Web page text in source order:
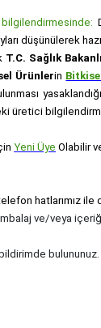
düşünülerek
T.C. Sağlık
Ürünlerin
üretici
Yeni Üye Olabilir
hatlarımız ile
ve/veya
bildirimde bulununuz.